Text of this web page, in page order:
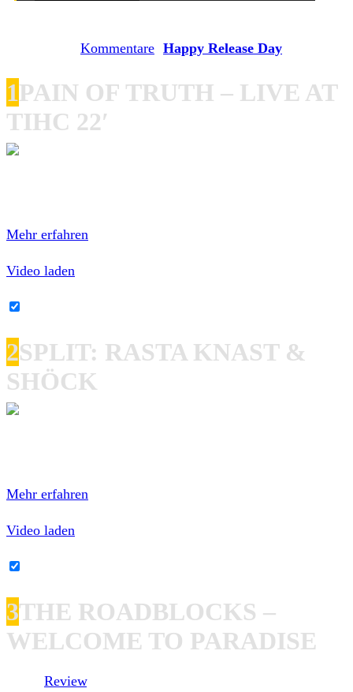
Kommentare Happy Release Day
1PAIN OF TRUTH – LIVE AT
TIHC 22′
Mehr erfahren
Video laden
2SPLIT: RASTA KNAST &
SHÖCK
Mehr erfahren
Video laden
3THE ROADBLOCKS –
WELCOME TO PARADISE
Review.